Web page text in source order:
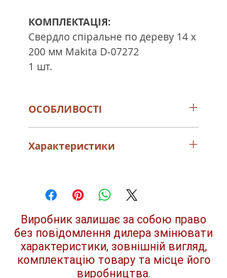
КОМПЛЕКТАЦІЯ:
Свердло спіральне по дереву 14 х
200 мм Makita D-07272
1 шт.
ОСОБЛИВОСТІ
виробник вказує загальну довжину
хвостовика (посадки).
Характеристики
Діаметр 14 мм
Загальна довжина 200 мм
Виробник залишає за собою право
без повідомлення дилера змінювати
характеристики, зовнішній вигляд,
комплектацію товару та місце його
виробництва.